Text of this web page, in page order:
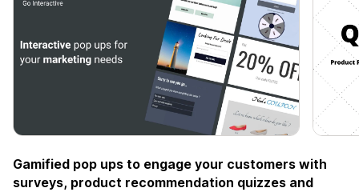
Gamified pop ups to engage your customers with
surveys, product recommendation quizzes and